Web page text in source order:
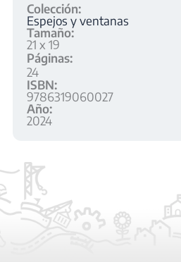
Colección:
Espejos y ventanas
Tamaño:
21 x 19
Páginas:
24
ISBN:
9786319060027
Año:
2024